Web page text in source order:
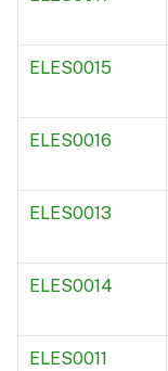
ELES0015
ELES0016
ELES0013
ELES0014
ELES0011